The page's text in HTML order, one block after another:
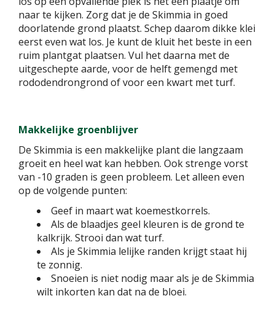
naar te kijken. Zorg dat je de Skimmia in goed
doorlatende grond plaatst. Schep daarom dikke klei
eerst even wat los. Je kunt de kluit het beste in een
ruim plantgat plaatsen. Vul het daarna met de
uitgeschepte aarde, voor de helft gemengd met
rododendrongrond of voor een kwart met turf.
Makkelijke groenblijver
De Skimmia is een makkelijke plant die langzaam
groeit en heel wat kan hebben. Ook strenge vorst
van -10 graden is geen probleem. Let alleen even
op de volgende punten:
Geef in maart wat koemestkorrels.
Als de blaadjes geel kleuren is de grond te
kalkrijk. Strooi dan wat turf.
Als je Skimmia lelijke randen krijgt staat hij
te zonnig.
Snoeien is niet nodig maar als je de Skimmia
wilt inkorten kan dat na de bloei.